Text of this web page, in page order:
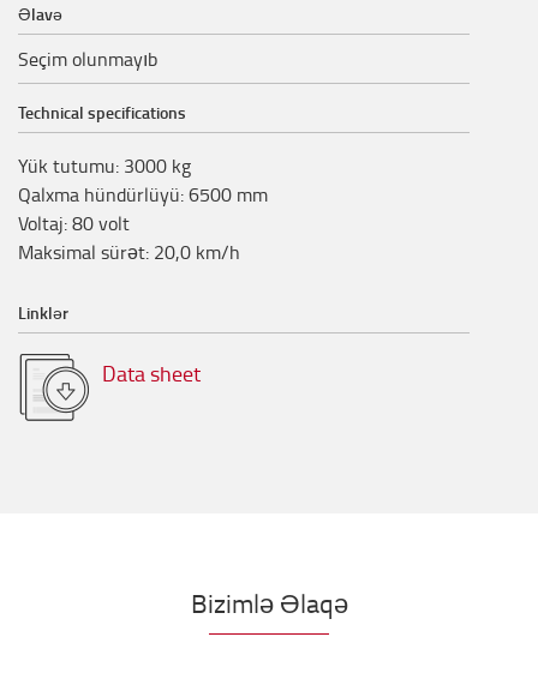
Əlavə
Seçim olunmayıb
Technical specifications
Yük tutumu: 3000 kg
Qalxma hündürlüyü:6500 mm
Voltaj:80volt
Maksimal sürət: 20,0 km/h
Linklər
Data sheet
Bizimlə Əlaqə